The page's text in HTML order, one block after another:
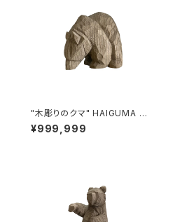
"木彫りのクマ" HAIGUMA ma
de in HOKKAIDO (埋もれ木)
¥999,999